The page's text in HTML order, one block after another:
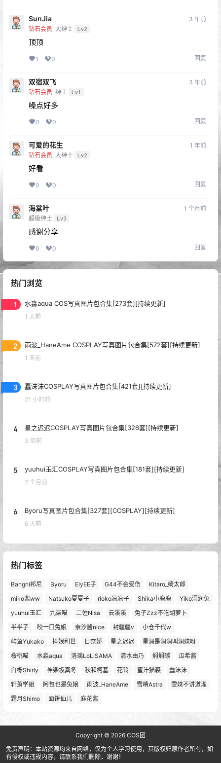
SunJia
钻石会员 大绅士 Lv2
3 年前
顶顶
1 0 回复
双宿双飞
钻石会员 绅士 Lv1
3 年前
噪点好多
0 0 回复
可爱的花生
钻石会员 大绅士 Lv2
1 年前
好看
0 0 回复
海棠叶
超级绅士 Lv3
1 个月前
感谢分享
0 0 回复
热门浏览
1 水淼aqua COS写真图片包合集[273套][持续更新]
1 天前
2 雨波_HaneAme COSPLAY写真图片包合集[572套][持续更新]
1 天前
3 蠢沫沫COSPLAY写真图片包合集[421套][持续更新]
21 小时前
4 星之迟迟COSPLAY写真图片包合集[326套][持续更新]
3 周前
5 yuuhui玉汇COSPLAY写真图片包合集[181套][持续更新]
2 个月前
6 Byoru写真图片包合集[327套][COSPLAY][持续更新]
6 天前
热门标签
Bangni邦尼 Byoru ElyEE子 G44不会受伤
Kitaro_绮太郎
miko酱ww
Natsuko夏夏子 rioko凉凉子 Shika小鹿鹿
Yiko湿润兔
yuuhui玉汇
九柒喵 二佐Nisa 云溪溪
兔子Zzz不吃胡萝卜
半半子
咬一口兔娘 奈汐酱nice 封疆疆v
小仓千代w
屿鱼Yukako
抖娘利世 日奈娇 星之迟迟
星澜是澜澜叫澜妹呀
桜桃喵
水淼aqua 洛璃LoLiSAMA 清水由乃 焖焖碳
瓜希酱
白栎Shirly
神楽坂真冬 秋和柯基 花铃 蜜汁猫裘
蠢沫沫
轩萧学姐
阿包也是兔娘 雨波_HaneAme 雪晴Astra
雯妹不讲道理
霜月Shimo
面饼仙儿 麻花酱
Copyright © 2026 COS团
免责声明：本站资源均来自网络，仅为个人学习使用，其版权归原作者所有，如
有侵权或违规内容，请联系我们删除，谢谢！